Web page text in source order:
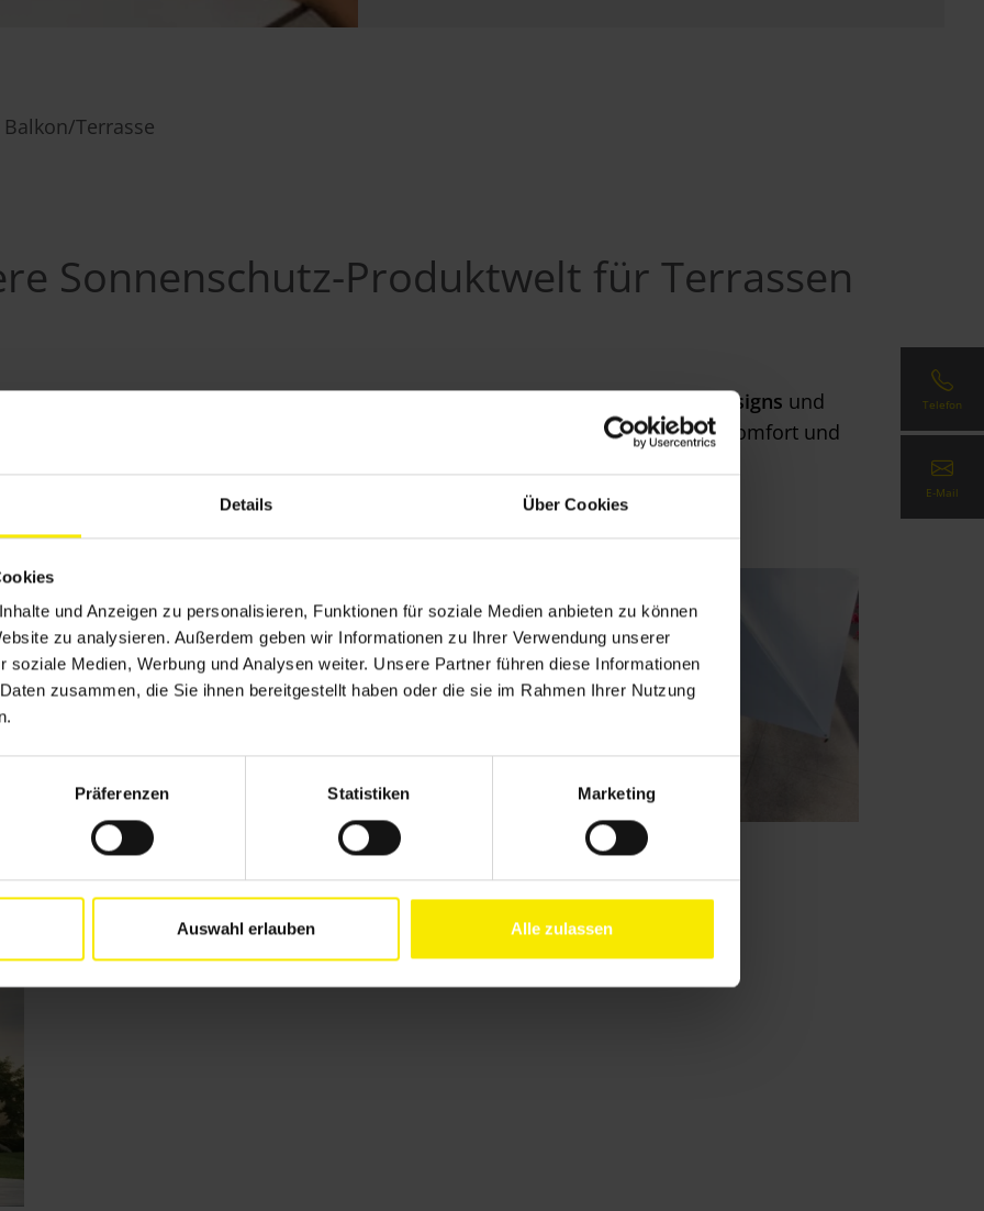
Details Über Cookies
und Anzeigen zu personalisieren, Funktionen für soziale Medien anbieten zu können
zu analysieren. Außerdem geben wir Informationen zu Ihrer Verwendung unserer
soziale Medien, Werbung und Analysen weiter. Unsere Partner führen diese Informationen
zusammen, die Sie ihnen bereitgestellt haben oder die sie im Rahmen Ihrer Nutzung
Präferenzen Statistiken Marketing
Auswahl erlauben Alle zulassen
Terrasse
Sonnenschutz-Produktwelt für Terrassen
Attraktive Designs und
Und
garantiert jederzeit optimalen Bedienkomfort und
Terrassendächer Sonnenschirme
Telefon
E-Mail